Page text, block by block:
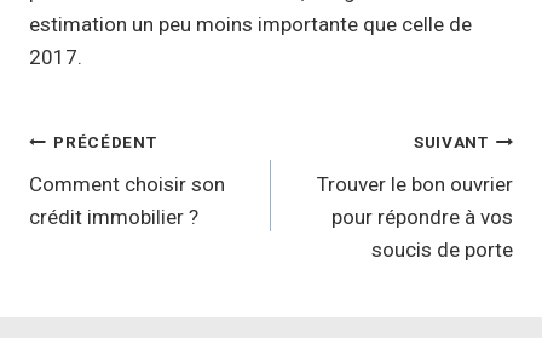
estimation un peu moins importante que celle de
2017.
Navigation
de
l’article
PRÉCÉDENT
Comment choisir son
crédit immobilier ?
SUIVANT
Trouver le bon ouvrier
pour répondre à vos
soucis de porte